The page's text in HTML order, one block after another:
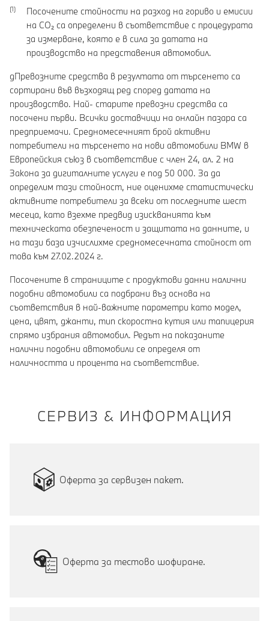
Посочените стойности на разход на гориво и емисии
на CO₂ са определени в съответствие с процедурата
за измерване, която е в сила за датата на
производство на представения автомобил.
gПревозните средства в резултата от търсенето са
сортирани във възходящ ред според датата на
производство. Най- старите превозни средства са
посочени първи. Всички доставчици на онлайн пазара са
предприемачи. Средномесечният брой активни
потребители на търсенето на нови автомобили BMW в
Европейския съюз в съответствие с член 24, ал. 2 на
Закона за дигиталните услуги е под 50 000. За да
определим тази стойност, ние оценихме статистически
активните потребители за всеки от последните шест
месеца, като взехме предвид изискванията към
техническата обезпеченост и защитата на данните, и
на тази база изчислихме средномесечната стойност от
това към 27.02.2024 г.
Посочените в страниците с продуктови данни налични
подобни автомобили са подбрани въз основа на
съответствия в най-важните параметри като модел,
цена, цвят, джанти, тип скоростна кутия или тапицерия
спрямо избрания автомобил. Редът на показаните
налични подобни автомобили се определя от
наличността и процента на съответствие.
СЕРВИЗ & ИНФОРМАЦИЯ
Оферта за сервизен пакет.
Оферта за тестово шофиране.